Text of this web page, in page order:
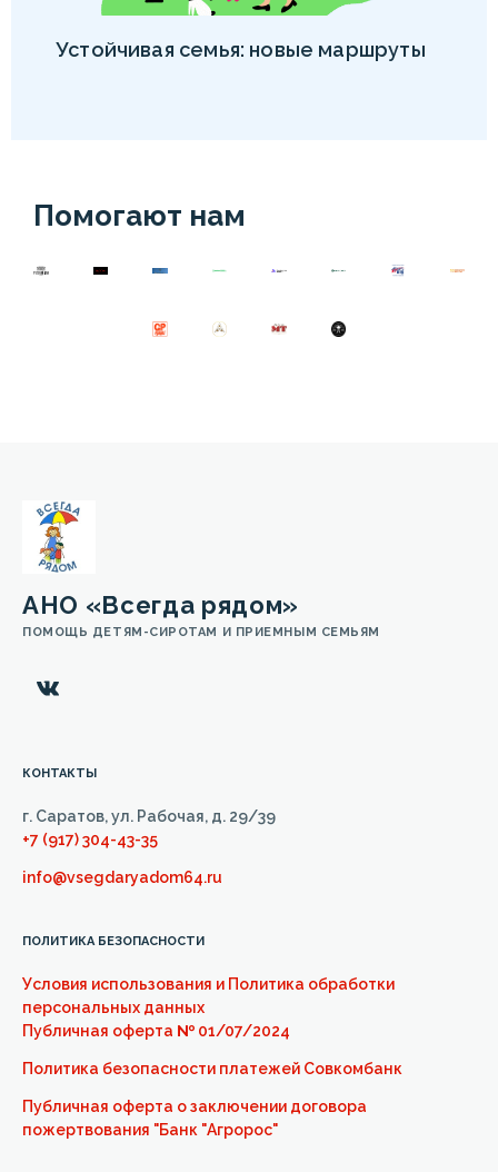
Устойчивая семья: новые маршруты
Помогают нам
АНО «Всегда рядом»
ПОМОЩЬ ДЕТЯМ-СИРОТАМ И ПРИЕМНЫМ СЕМЬЯМ
КОНТАКТЫ
г. Саратов, ул. Рабочая, д. 29/39
+7 (917) 304-43-35
info@vsegdaryadom64.ru
ПОЛИТИКА БЕЗОПАСНОСТИ
Условия использования и Политика обработки
персональных данных
Публичная оферта № 01/07/2024
Политика безопасности платежей Совкомбанк
Публичная оферта о заключении договора
пожертвования "Банк "Агророс"